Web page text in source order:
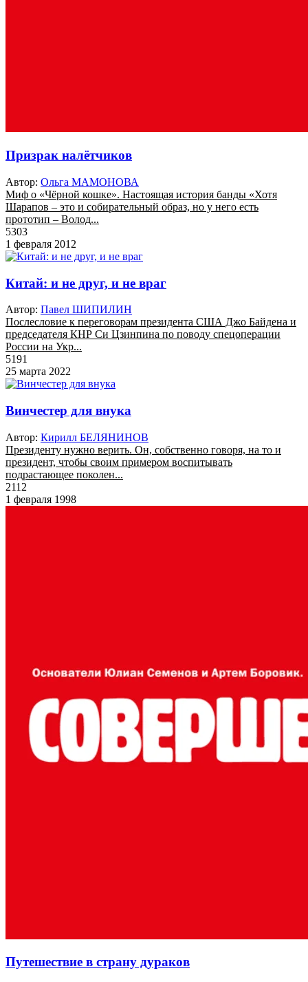
Призрак налётчиков
Автор: Ольга МАМОНОВА
Миф о «Чёрной кошке». Настоящая история банды «Хотя
Шарапов – это и собирательный образ, но у него есть
прототип – Волод...
5303
1 февраля 2012
Китай: и не друг, и не враг
Автор: Павел ШИПИЛИН
Послесловие к переговорам президента США Джо Байдена и
председателя КНР Си Цзинпина по поводу спецоперации
России на Укр...
5191
25 марта 2022
Винчестер для внука
Автор: Кирилл БЕЛЯНИНОВ
Президенту нужно верить. Он, собственно говоря, на то и
президент, чтобы своим примером воспитывать
подрастающее поколен...
2112
1 февраля 1998
Путешествие в страну дураков